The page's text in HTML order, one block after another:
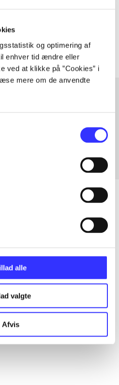
og optimering af
enhver tid ændre eller
ved at klikke på ”Cookies” i
mere om de anvendte
alle
valgte
Afvis